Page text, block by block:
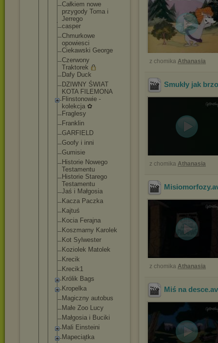
Całkiem nowe
przygody Toma i
Jerrego
casper
Chmurkowe
opowiesci
Ciekawski George
Czerwony
Traktorek
Dafy Duck
DZIWNY ŚWIAT
KOTA FILEMONA
Flinstonowie -
kolekcja ✿
Fraglesy
Franklin
GARFIELD
Goofy i inni
Gumisie
Historie Nowego
Testamentu
Historie Starego
Testamentu
Jaś i Małgosia
Kacza Paczka
Kajtuś
Kocia Ferajna
Koszmarny Karolek
Kot Sylwester
Koziolek Matolek
Krecik
Krecik1
Królik Bags
Kropelka
Magiczny autobus
Małe Zoo Lucy
Małgosia i Buciki
Mali Einsteini
Mapeciątka
z chomika Athanasia
Smukły jak
z chomika Athanasia
Misiomorfozy
z chomika Athanasia
Miś na desce